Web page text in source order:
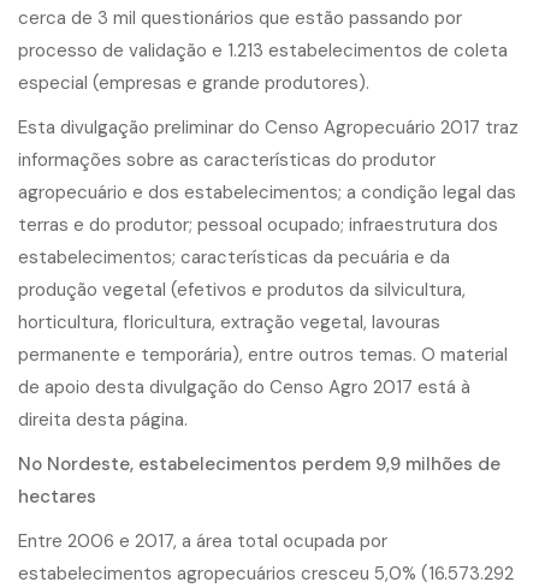
cerca de 3 mil questionários que estão passando por
processo de validação e 1.213 estabelecimentos de coleta
especial (empresas e grande produtores).
Esta divulgação preliminar do Censo Agropecuário 2017 traz
informações sobre as características do produtor
agropecuário e dos estabelecimentos; a condição legal das
terras e do produtor; pessoal ocupado; infraestrutura dos
estabelecimentos; características da pecuária e da
produção vegetal (efetivos e produtos da silvicultura,
horticultura, floricultura, extração vegetal, lavouras
permanente e temporária), entre outros temas. O material
de apoio desta divulgação do Censo Agro 2017 está à
direita desta página.
No Nordeste, estabelecimentos perdem 9,9 milhões de
hectares
Entre 2006 e 2017, a área total ocupada por
estabelecimentos agropecuários cresceu 5,0% (16.573.292